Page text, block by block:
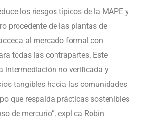
los riesgos típicos de la MAPE y
procedente de las plantas de
al mercado formal con
todas las contrapartes. Este
intermediación no verificada y
tangibles hacia las comunidades
que respalda prácticas sostenibles
de mercurio”, explica Robin